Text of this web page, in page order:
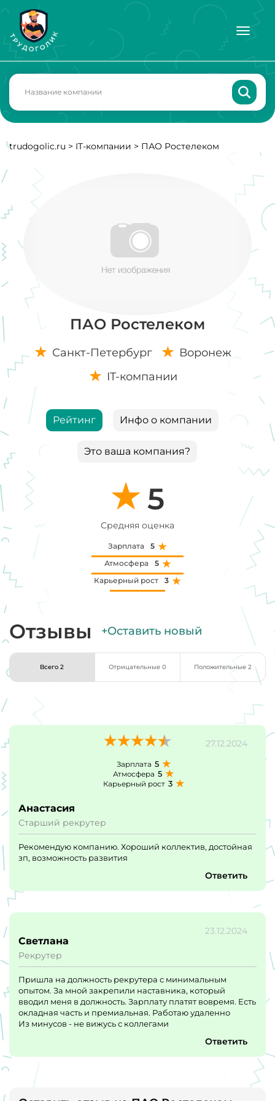
trudogolic.ru > IT-компании > ПАО Ростелеком
ПАО Ростелеком
Санкт-Петербург
Воронеж
IT-компании
Рейтинг Инфо о компании
Это ваша компания?
5
Средняя оценка
Зарплата
5
Атмосфера
5
Карьерный рост
3
Отзывы +Оставить новый
Всего 2 Отрицательные 0 Положительные 2
27.12.2024
Зарплата 5
Атмосфера 5
Карьерный рост 3
Анастасия
Старший рекрутер
Рекомендую компанию. Хороший коллектив, достойная
зп, возможность развития
Ответить
23.12.2024
Светлана
Рекрутер
Пришла на должность рекрутера с минимальным
опытом. За мной закрепили наставника, который
вводил меня в должность. Зарплату платят вовремя. Есть
окладная часть и премиальная. Работаю удаленно
Из минусов - не вижусь с коллегами
Ответить